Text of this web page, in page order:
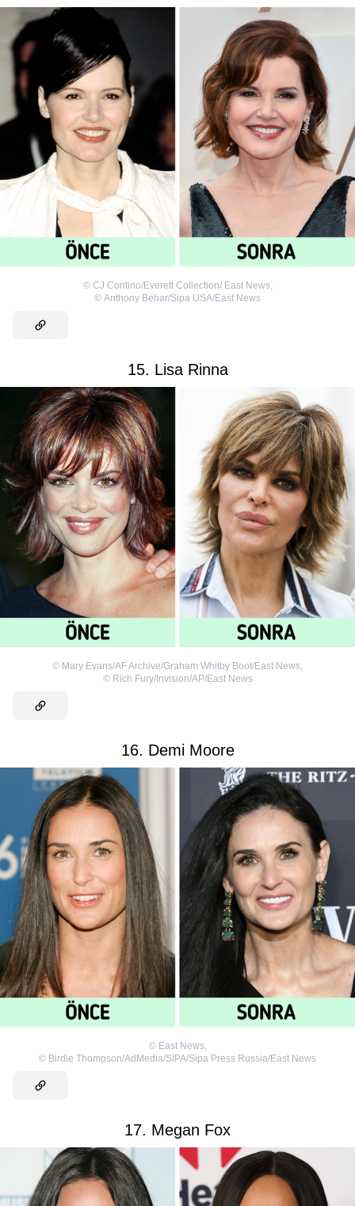
© CJ Contino/Everett Collection/ East News,
© Anthony Behar/Sipa USA/East News
15. Lisa Rinna
© Mary Evans/AF Archive/Graham Whitby Boot/East News
© Rich Fury/Invision/AP/East News
16. Demi Moore
© East News,
© Birdie Thompson/AdMedia/SIPA/Sipa Press Russia/East News
17. Megan Fox